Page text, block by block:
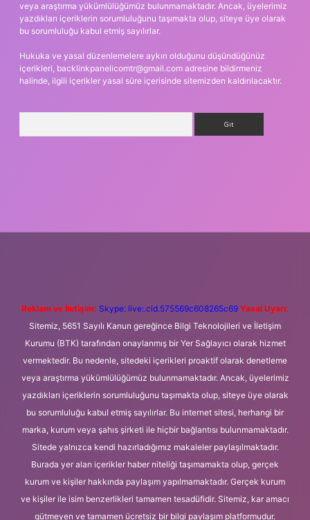
veya araştırma yükümlülüğümüz bulunmamaktadır. Ancak, üyelerimiz
yazdıkları içeriklerin sorumluluğunu taşımakta olup, siteye üye olarak
bu sorumluluğu kabul etmiş sayılırlar.
Hukuka ve yasal düzenlemelere aykırı olduğunu düşündüğünüz
içerikleri, backlinkpanelicomtr@gmail.com adresine bildirmeniz
halinde, ilgili içerikler yasal süre içerisinde sitemizden kaldırılacaktır.
Reklam ve İletişim: Skype: live:.cid.575569c608265c69 Yasal Uyarı:
Sitemiz, 5651 Sayılı Kanun gereğince Bilgi Teknolojileri ve İletişim
Kurumu (BTK) tarafından onaylanmış bir Yer Sağlayıcı olarak hizmet
vermektedir. Bu nedenle, sitedeki içerikleri proaktif olarak denetleme
veya araştırma yükümlülüğümüz bulunmamaktadır. Ancak, üyelerimiz
yazdıkları içeriklerin sorumluluğunu taşımakta olup, siteye üye olarak
bu sorumluluğu kabul etmiş sayılırlar. Bu internet sitesi, herhangi bir
marka, kurum veya şahıs şirketi ile hiçbir bağlantısı bulunmamaktadır.
Sitede yalnızca kendi hazırladığımız makaleler paylaşılmaktadır.
Burada yer alan içerikler haber niteliği taşımamakta olup, gerçek
kurum ve kişiler hakkında paylaşım yapılmamaktadır. Gerçek kurum
ve kişiler ile isim benzerlikleri tamamen tesadüfidir. Sitemiz, kar amacı
gütmeyen ve tamamen ücretsiz bir bilgi paylaşım platformudur.